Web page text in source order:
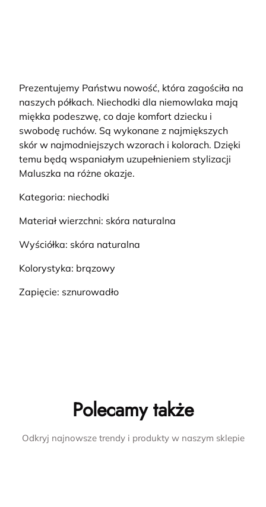
Prezentujemy Państwu nowość, która zagościła na
naszych półkach. Niechodki dla niemowlaka mają
miękka podeszwę, co daje komfort dziecku i
swobodę ruchów. Są wykonane z najmiększych
skór w najmodniejszych wzorach i kolorach. Dzięki
temu będą wspaniałym uzupełnieniem stylizacji
Maluszka na różne okazje.
Kategoria: niechodki
Materiał wierzchni: skóra naturalna
Wyściółka: skóra naturalna
Kolorystyka: brązowy
Zapięcie: sznurowadło
Polecamy także
Odkryj najnowsze trendy i produkty w naszym sklepie